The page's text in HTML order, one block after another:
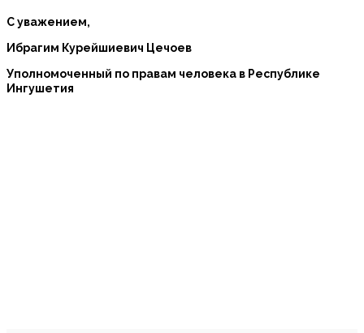
С уважением,
Ибрагим Курейшиевич Цечоев
Уполномоченный по правам человека в Республике
Ингушетия